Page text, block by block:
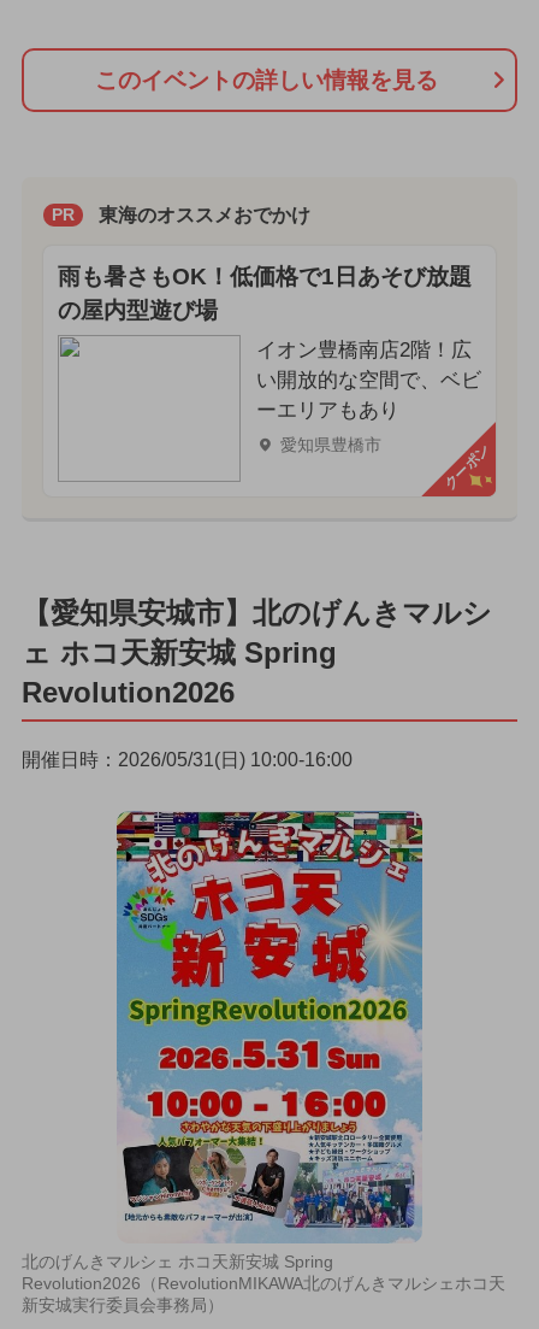
このイベントの詳しい情報を見る
PR 東海のオススメおでかけ
雨も暑さもOK！低価格で1日あそび放題
の屋内型遊び場
イオン豊橋南店2階！広
い開放的な空間で、ベビ
ーエリアもあり
愛知県豊橋市 クーポン
【愛知県安城市】北のげんきマルシ
ェ ホコ天新安城 Spring
Revolution2026
開催日時：2026/05/31(日) 10:00-16:00
北のげんきマルシェ ホコ天新安城 Spring
Revolution2026（RevolutionMIKAWA北のげんきマルシェホコ天
新安城実行委員会事務局）